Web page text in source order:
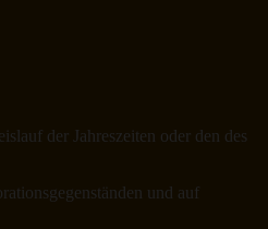
der Jahreszeiten oder den des
und auf